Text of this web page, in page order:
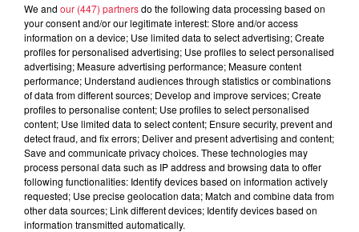
au6 août 2019 à 0h00
Lieu walbach
Organisateur
laurence BRAESCH
0389711353
laurence.brasech@wanadoo.fr
We and our (447) partnersdo the following data processing based on
your consent and/or our legitimate interest: Store and/or access
information on a device; Use limited data to select advertising; Create
profiles for personalised advertising; Use profiles to select personalised
advertising; Measure advertising performance; Measure content
performance; Understand audiences through statistics or combinations
of data from different sources; Develop and improve services; Create
profiles to personalise content; Use profiles to select personalised
content; Use limited data to select content; Ensure security, prevent and
detect fraud, and fix errors; Deliver and present advertising and content;
Save and communicate privacy choices. These technologies may
process personal data such as IP address and browsing data to offer
following functionalities: Identify devices based on information actively
requested; Use precise geolocation data; Match and combine data from
other data sources; Link different devices; Identify devices based on
information transmitted automatically.